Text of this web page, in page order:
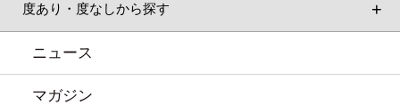
度あり・度なしから探す
ニュース
マガジン